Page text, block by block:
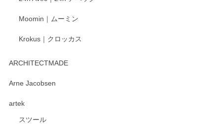
Moomin｜ムーミン
Krokus｜クロッカス
ARCHITECTMADE
Arne Jacobsen
artek
スツール